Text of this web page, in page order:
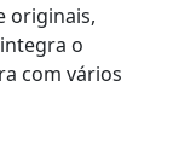
originais,
o
com vários